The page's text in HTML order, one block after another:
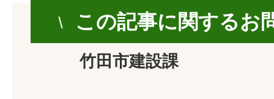
この記事に関するお
竹田市建設課